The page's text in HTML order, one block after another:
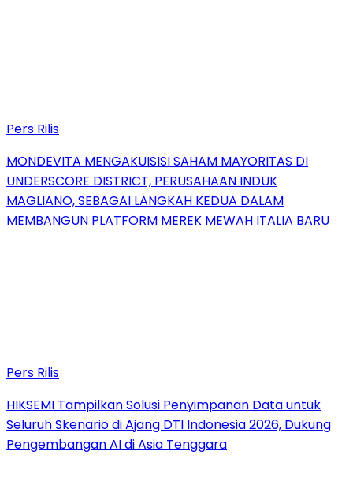
Pers Rilis
MONDEVITA MENGAKUISISI SAHAM MAYORITAS DI
UNDERSCORE DISTRICT, PERUSAHAAN INDUK
MAGLIANO, SEBAGAI LANGKAH KEDUA DALAM
MEMBANGUN PLATFORM MEREK MEWAH ITALIA BARU
Pers Rilis
HIKSEMI Tampilkan Solusi Penyimpanan Data untuk
Seluruh Skenario di Ajang DTI Indonesia 2026, Dukung
Pengembangan AI di Asia Tenggara